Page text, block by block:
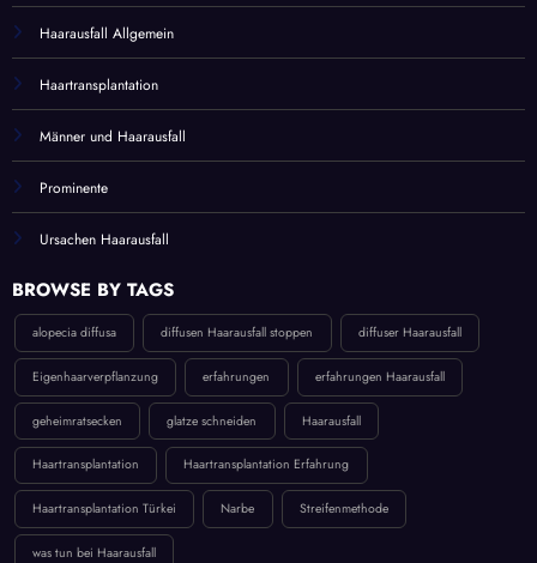
Haarausfall Allgemein
Haartransplantation
Männer und Haarausfall
Prominente
Ursachen Haarausfall
BROWSE BY TAGS
alopecia diffusa diffusen Haarausfall stoppen diffuser Haarausfall
Eigenhaarverpflanzung erfahrungen erfahrungen Haarausfall
geheimratsecken glatze schneiden Haarausfall
Haartransplantation Haartransplantation Erfahrung
Haartransplantation Türkei Narbe Streifenmethode
was tun bei Haarausfall